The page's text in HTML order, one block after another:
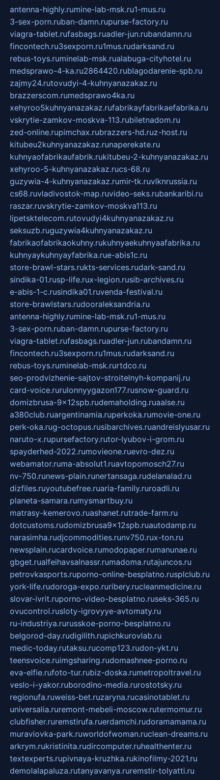
antenna-highly.rumine-lab-msk.ru1-mus.ru
3-sex-porn.ruban-damn.rupurse-factory.ru
viagra-tablet.rufasbags.ruadler-jun.rubandamn.ru
fincontech.ru3sexporn.ru1mus.rudarksand.ru
rebus-toys.ruminelab-msk.rualabuga-cityhotel.ru
medsprawo-4-ka.ru2864420.rublagodarenie-spb.ru
zajmy24.rutovudyi-4-kuhnyanazakaz.ru
brazzerscom.rumedsprawo4ka.ru
xehyroo5kuhnyanazakaz.rufabrikayfabrikaefabrika.ru
vskrytie-zamkov-moskva-113.rubiletnadom.ru
zed-online.rupimchax.rubrazzers-hd.ruz-host.ru
kitubeu2kuhnyanazakaz.runaperekate.ru
kuhnyaofabrikaufabrik.rukitubeu-2-kuhnyanazakaz.ru
xehyroo-5-kuhnyanazakaz.rucs-68.ru
guzywia-4-kuhnyanazakaz.rumir-tk.ruvlknrussia.ru
cs68.ruvladivostok-map.ruvideo-seks.rubankaribi.ru
raszar.ruvskrytie-zamkov-moskva113.ru
lipetsktelecom.rutovudyi4kuhnyanazakaz.ru
seksuzb.ruguzywia4kuhnyanazakaz.ru
fabrikaofabrikaokuhny.rukuhnyaekuhnyaafabrika.ru
kuhnyaykuhnyayfabrika.rue-abis1c.ru
store-brawl-stars.rukts-services.rudark-sand.ru
sindika-01.rusp-life.rux-legion.rusib-archives.ru
e-abis-1-c.rusindika01.ruvenda-festival.ru
store-brawlstars.rudooraleksandria.ru
antenna-highly.rumine-lab-msk.ru1-mus.ru
3-sex-porn.ruban-damn.rupurse-factory.ru
viagra-tablet.rufasbags.ruadler-jun.rubandamn.ru
fincontech.ru3sexporn.ru1mus.rudarksand.ru
rebus-toys.ruminelab-msk.rurtdco.ru
seo-prodvizhenie-sajtov-stroitelnyh-kompanij.ru
card-voice.rurulonnyygazon177.rusnow-guard.ru
domizbrusa-9x12spb.rudemaholding.ruaalse.ru
a380club.ruargentinamia.ruperkoka.rumovie-one.ru
perk-oka.rug-octopus.rusibarchives.ruandreislyusar.ru
naruto-x.rupursefactory.rutor-lyubov-i-grom.ru
spayderhed-2022.rumovieone.ruevro-dez.ru
webamator.ruma-absolut1.ruavtopomosch27.ru
nv-750.runews-plain.runertansaga.rudelanalad.ru
dizfiles.ruyoutubefree.ruaria-family.ruroadli.ru
planeta-samara.rumysmartbuy.ru
matrasy-kemerovo.ruashanet.rutrade-farm.ru
dotcustoms.rudomizbrusa9x12spb.ruautodamp.ru
narasimha.rudjcommodities.runv750.rux-ton.ru
newsplain.rucardvoice.rumodopaper.rumanunae.ru
gbget.rualfeihavsalnassr.rumadoma.rutajuncos.ru
petrovkasports.ruporno-online-besplatno.rusplclub.ru
york-life.rudoroga-expo.ruribery.rucleanmedicine.ru
slovar-ivrit.ruporno-video-besplatno.ruseks-365.ru
ovucontrol.rusloty-igrovyye-avtomaty.ru
ru-industriya.rurusskoe-porno-besplatno.ru
belgorod-day.rudigilith.rupichkurovlab.ru
medic-today.rutaksu.rucomp123.rudon-ykt.ru
teensvoice.ruimgsharing.rudomashnee-porno.ru
eva-elfie.rufoto-tur.rubiz-doska.rumetropoltravel.ru
veslo-i-yakor.ruborodino-media.rurostotsky.ru
regionufa.ruweiss-bet.ruzaryna.rucasinotablet.ru
universalia.ruremont-mebeli-moscow.rutermomur.ru
clubfisher.ruremstirufa.ruerdamchi.rudoramamama.ru
muraviovka-park.ruworldofwoman.ruclean-dreams.ru
arkrym.rukristinita.rudircomputer.ruhealthenter.ru
textexperts.rupivnaya-kruzhka.rukinofilmy-2021.ru
demolalapaluza.rutanyavanya.ruremstir-tolyatti.ru